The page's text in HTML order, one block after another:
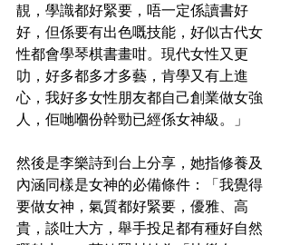
靚，學識都好緊要，唔一定係讀書好
好，但係要有出色嘅技能，好似古代女
性都會學琴棋書畫咁。現代女性又更
叻，好多都多才多藝，肯學又有上進
心，我好多女性朋友都自己創業做女強
人，佢哋嗰份幹勁已經係女神級。」
然後是李樂詩到台上分享，她指修養及
內涵同樣是女神的必備條件：「我覺得
要做女神，氣質都好緊要，優雅、高
貴，談吐大方，舉手投足都有種好自然